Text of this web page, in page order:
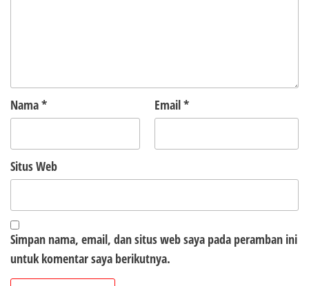
Nama* Email*
Situs Web
Simpan nama, email, dan situs web saya pada peramban ini
untuk komentar saya berikutnya.